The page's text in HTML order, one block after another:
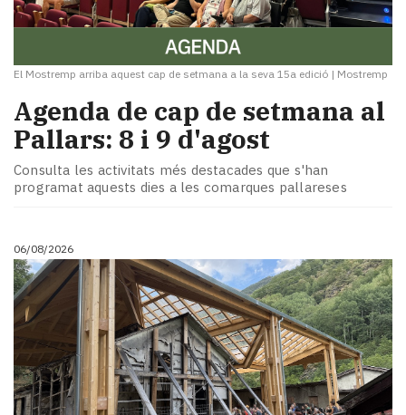
El Mostremp arriba aquest cap de setmana a la seva 15a edició | Mostremp
Agenda de cap de setmana al
Pallars: 8 i 9 d'agost
Consulta les activitats més destacades que s'han
programat aquests dies a les comarques pallareses
06/08/2026